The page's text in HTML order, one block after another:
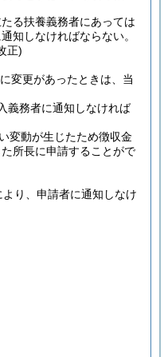
る扶養義務者にあっては
知しなければならない。
正)
変更があったときは、当
義務者に通知しなければ
変動が生じたため徴収金
所長に申請することがで
より、申請者に通知しなけ